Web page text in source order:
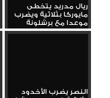
ريال مدريد يتخطى
مايوركا بثلاثية ويضرب
موعدا مع برشلونة
بنهائي...
النصر يضرب الأخدود